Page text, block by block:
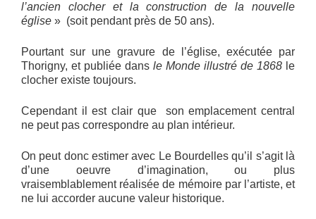
l’ancien clocher et la construction de la nouvelle
église » (soit pendant près de 50 ans).
Pourtant sur une gravure de l’église, exécutée par
Thorigny, et publiée dans le Monde illustré de 1868 le
clocher existe toujours.
Cependant il est clair que son emplacement central
ne peut pas correspondre au plan intérieur.
On peut donc estimer avec Le Bourdelles qu’il s’agit là
d’une oeuvre d’imagination, ou plus
vraisemblablement réalisée de mémoire par l’artiste, et
ne lui accorder aucune valeur historique.